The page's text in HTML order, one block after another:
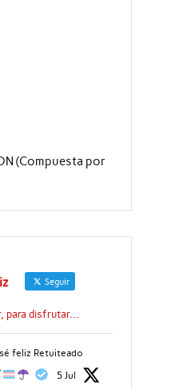
(Compuesta por
Seguir
para disfrutar...
feliz Retuiteado
5 Jul